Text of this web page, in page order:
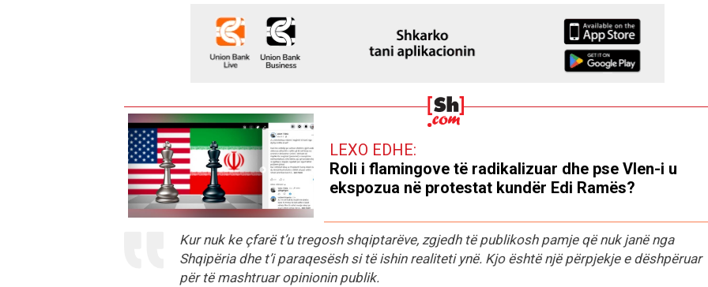
LEXO EDHE:
Roli i flamingove të radikalizuar dhe pse Vlen-i u
ekspozua në protestat kundër Edi Ramës?
Kur nuk ke çfarë t’u tregosh shqiptarëve, zgjedh të publikosh pamje që nuk janë nga
Shqipëria dhe t’i paraqesësh si të ishin realiteti ynë. Kjo është një përpjekje e dëshpëruar
për të mashtruar opinionin publik.